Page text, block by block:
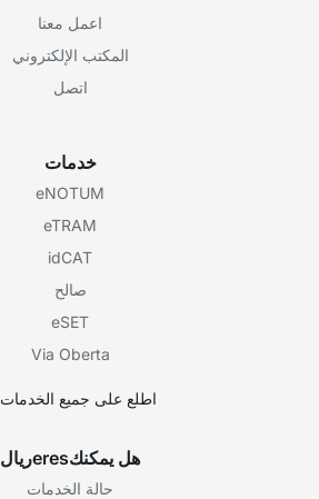
اعمل معنا
المكتب الإلكتروني
اتصل
خدمات
eNOTUM
eTRAM
idCAT
صالح
eSET
Via Oberta
اطلع على جميع الخدمات
هل يمكنكeresريال
حالة الخدمات